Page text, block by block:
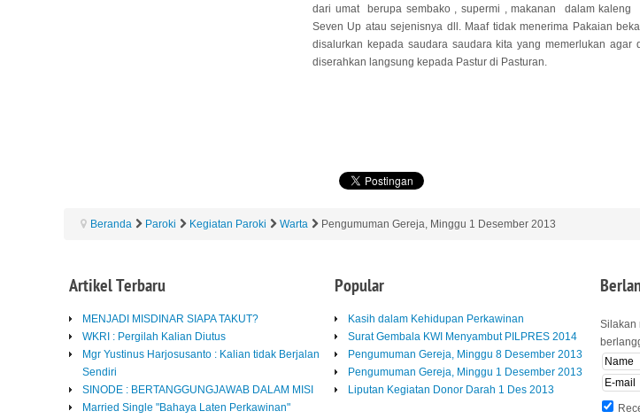
dari umat berupa sembako , supermi , makanan dalam kaleng
Seven Up atau sejenisnya dll. Maaf tidak menerima Pakaian
disalurkan kepada saudara saudara kita yang memerlukan
diserahkan langsung kepada Pastur di Pasturan.
Beranda Paroki Kegiatan Paroki Warta Pengumuman Gereja, Minggu 1 Desember 2013
ArtikelTerbaru
MENJADI MISDINAR SIAPA TAKUT?
WKRI : Pergilah Kalian Diutus
Mgr Yustinus Harjosusanto : Kalian tidak Berjalan
Sendiri
SINODE : BERTANGGUNGJAWAB DALAM MISI
Married Single "Bahaya Laten Perkawinan"
Popular
Kasih dalam Kehidupan Perkawinan
Surat Gembala KWI Menyambut PILPRES 2014
Pengumuman Gereja, Minggu 8 Desember 2013
Pengumuman Gereja, Minggu 1 Desember 2013
Liputan Kegiatan Donor Darah 1 Des 2013
Silakan